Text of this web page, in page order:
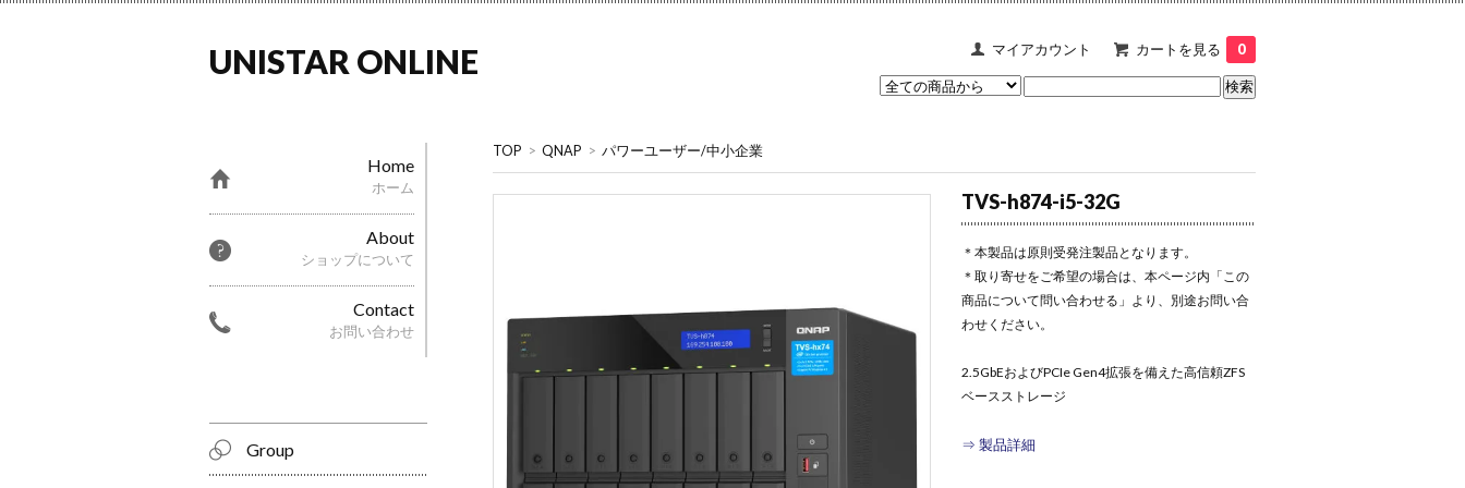
マイアカウント カートを見る 0
UNISTAR ONLINE
TOP > QNAP > パワーユーザー/中小企業
TVS-h874-i5-32G
＊本製品は原則受発注製品となります。
＊取り寄せをご希望の場合は、本ページ内「この
商品について問い合わせる」より、別途お問い合
わせください。
2.5GbEおよびPCIe Gen4拡張を備えた高信頼ZFS
ベースストレージ
⇒ 製品詳細
Home
ホーム
About
ショップについて
Contact
お問い合わせ
Group